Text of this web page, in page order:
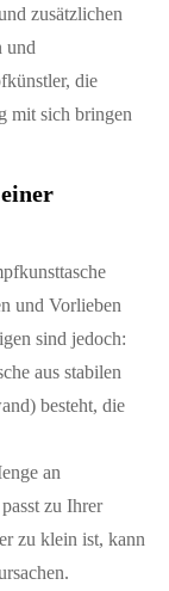
zusätzlichen
und
die
mit sich bringen
und Vorlieben
sind jedoch:
aus stabilen
besteht, die
an
zu Ihrer
zu klein ist, kann